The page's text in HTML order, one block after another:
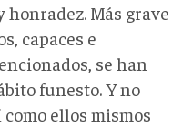
honradez. Más grave
capaces e
se han
funesto. Y no
ellos mismos